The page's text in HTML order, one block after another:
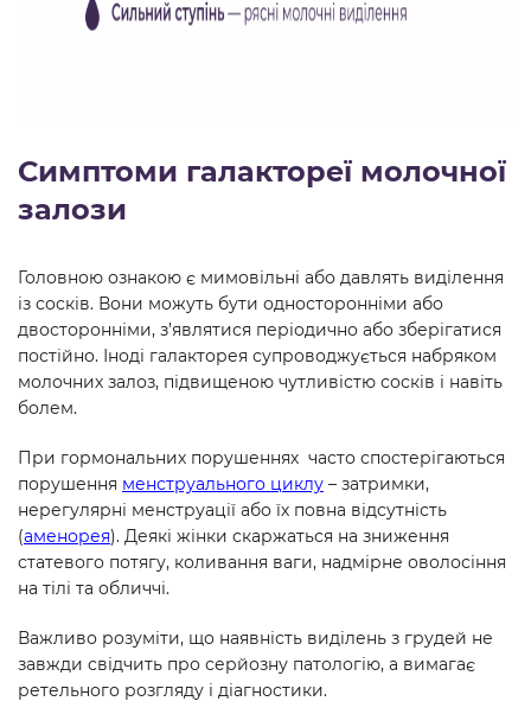
Симптоми галактореї молочної
залози
Головною ознакою є мимовільні або давлять виділення
із сосків. Вони можуть бути односторонніми або
двосторонніми, з’являтися періодично або зберігатися
постійно. Іноді галакторея супроводжується набряком
молочних залоз, підвищеною чутливістю сосків і навіть
болем.
При гормональних порушеннях часто спостерігаються
порушення менструального циклу – затримки,
нерегулярні менструації або їх повна відсутність
(аменорея). Деякі жінки скаржаться на зниження
статевого потягу, коливання ваги, надмірне оволосіння
на тілі та обличчі.
Важливо розуміти, що наявність виділень з грудей не
завжди свідчить про серйозну патологію, а вимагає
ретельного розгляду і діагностики.